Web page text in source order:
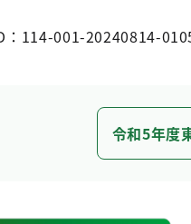
：114-001-20240814-
令和5年度